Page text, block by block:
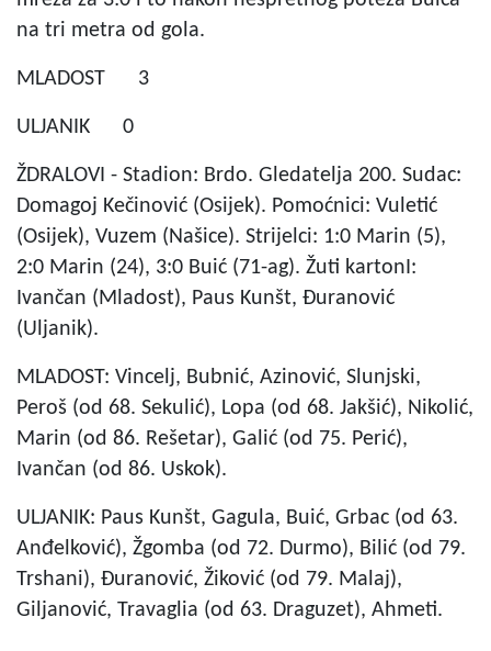
na tri metra od gola.
MLADOST 3
ULJANIK 0
ŽDRALOVI - Stadion: Brdo. Gledatelja 200. Sudac:
Domagoj Kečinović (Osijek). Pomoćnici: Vuletić
(Osijek), Vuzem (Našice). Strijelci: 1:0 Marin (5),
2:0 Marin (24), 3:0 Buić (71-ag). Žuti kartonI:
Ivančan (Mladost), Paus Kunšt, Đuranović
(Uljanik).
MLADOST: Vincelj, Bubnić, Azinović, Slunjski,
Peroš (od 68. Sekulić), Lopa (od 68. Jakšić), Nikolić,
Marin (od 86. Rešetar), Galić (od 75. Perić),
Ivančan (od 86. Uskok).
ULJANIK: Paus Kunšt, Gagula, Buić, Grbac (od 63.
Anđelković), Žgomba (od 72. Durmo), Bilić (od 79.
Trshani), Đuranović, Žiković (od 79. Malaj),
Giljanović, Travaglia (od 63. Draguzet), Ahmeti.